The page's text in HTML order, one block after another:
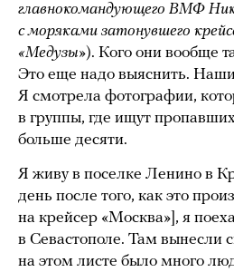
главнокомандующего ВМФ
с моряками затонувшего
«Медузы»). Кого они вообще
Это еще надо выяснить.
Я смотрела фотографии,
в группы, где ищут
больше десяти.
Я живу в поселке Ленино в
день после того, как это
на крейсер «Москва»], я
в Севастополе. Там вынесли
на этом листе было много